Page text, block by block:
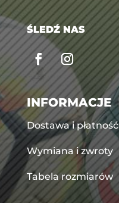
ŚLEDŹ NAS
INFORMACJE
Dostawa i płatność
Wymiana i zwroty
Tabela rozmiarów